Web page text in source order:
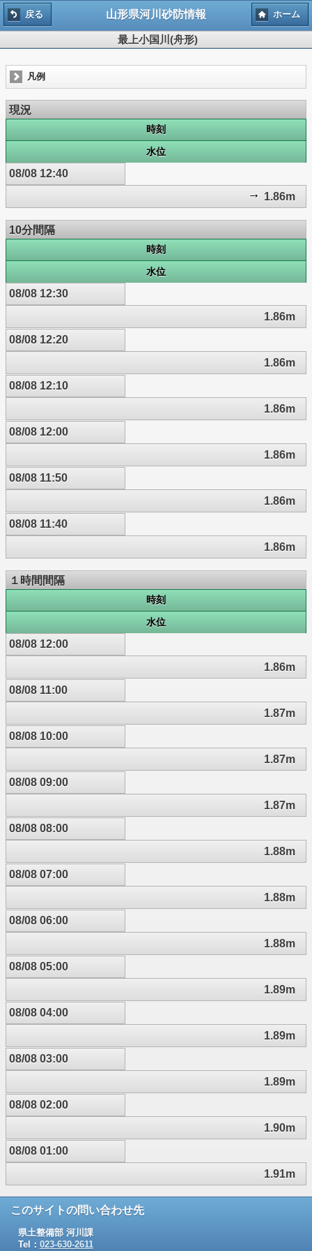
戻る 山形県河川砂防情報 ホーム
最上小国川(舟形)
凡例
現況
時刻
水位
08/08 12:40
1.86m
10分間隔
時刻
水位
08/08 12:30
1.86m
08/08 12:20
1.86m
08/08 12:10
1.86m
08/08 12:00
1.86m
08/08 11:50
1.86m
08/08 11:40
1.86m
１時間間隔
時刻
水位
08/08 12:00
1.86m
08/08 11:00
1.87m
08/08 10:00
1.87m
08/08 09:00
1.87m
08/08 08:00
1.88m
08/08 07:00
1.88m
08/08 06:00
1.88m
08/08 05:00
1.89m
08/08 04:00
1.89m
08/08 03:00
1.89m
08/08 02:00
1.90m
08/08 01:00
1.91m
このサイトの問い合わせ先
県土整備部 河川課
Tel： 023-630-2611